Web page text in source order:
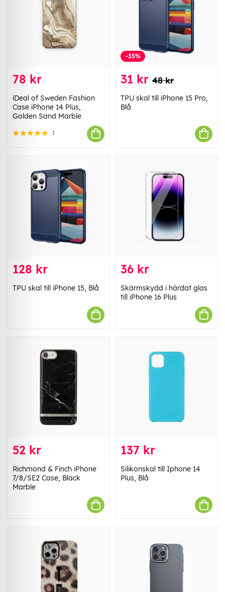
78 kr
iDeal of Sweden Fashion
Case iPhone 14 Plus,
Golden Sand Marble
1
-35%
31 kr 48 kr
TPU skal till iPhone 15 Pro,
Blå
128 kr
TPU skal till iPhone 15, Blå
36 kr
Skärmskydd i härdat glas
till iPhone 16 Plus
52 kr
Richmond & Finch iPhone
7/8/SE2 Case, Black
Marble
137 kr
Silikonskal till Iphone 14
Plus, Blå